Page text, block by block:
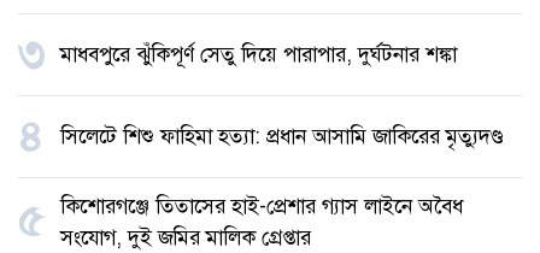
৩ মাধবপুরে ঝুঁকিপূর্ণ সেতু দিয়ে পারাপার, দুর্ঘটনার শঙ্কা
৪ সিলেটে শিশু ফাহিমা হত্যা: প্রধান আসামি জাকিরের মৃত্যুদণ্ড
৫ কিশোরগঞ্জে তিতাসের হাই-প্রেশার গ্যাস লাইনে অবৈধ
সংযোগ, দুই জমির মালিক গ্রেপ্তার